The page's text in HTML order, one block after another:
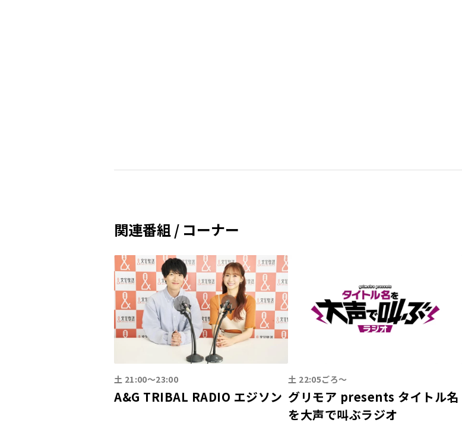
関連番組 / コーナー
土 21:00～23:00
A&G TRIBAL RADIO エジソン
土 22:05ごろ〜
グリモア presents タイトル名
を大声で叫ぶラジオ